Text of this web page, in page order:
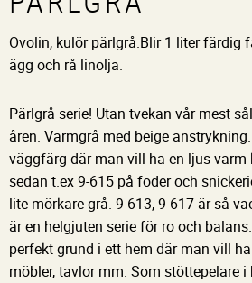
Ovolin, kulör pärlgrå.Blir 1 liter färdig
ägg och rå linolja.
Pärlgrå serie! Utan tvekan vår mest
åren. Varmgrå med beige
väggfärg där man vill ha en ljus
sedan t.ex 9-615 på foder och
lite mörkare grå. 9-613, 9-617 är så
är en helgjuten serie för ro och
perfekt grund i ett hem där man vill
möbler, tavlor mm. Som stöttepelare